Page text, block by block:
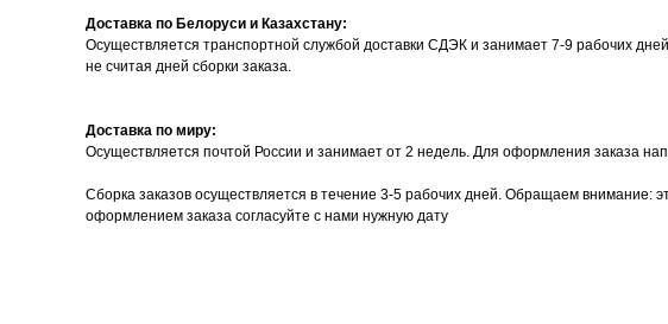
Доставка по Белоруси и Казахстану:
Осуществляется транспортной службой доставки СДЭК и занимает 7-9 рабочих
не считая дней сборки заказа.
Доставка по миру:
Осуществляется почтой России и занимает от 2 недель. Для оформления заказа
Сборка заказов осуществляется в течение 3-5 рабочих дней. Обращаем внимание:
оформлением заказа согласуйте с нами нужную дату